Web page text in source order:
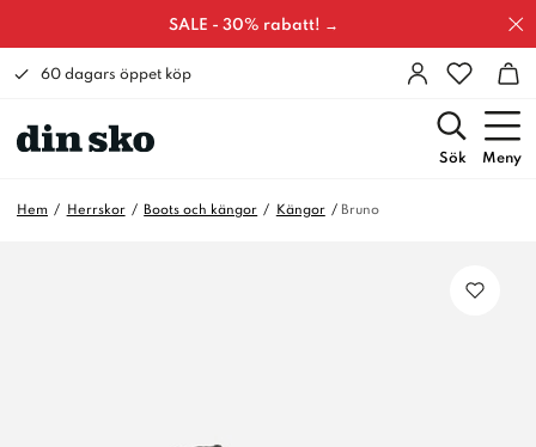
SALE - 30% rabatt! →
60 dagars öppet köp
Sök Meny
Hem Herrskor Boots och kängor Kängor Bruno